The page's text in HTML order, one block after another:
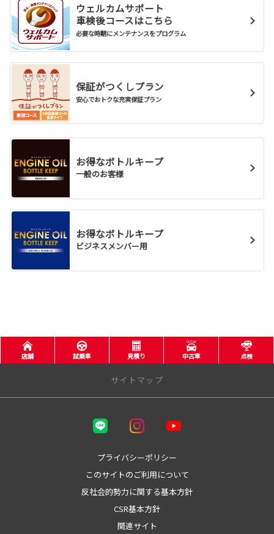
ウェルカムサポート
車検後コースはこちら
必要な時期にメンテナンスをプログラム
保証がつくしプラン
安心でおトクな充実保証プラン
お得なボトルキープ
一般のお客様
お得なボトルキープ
ビジネスメンバー用
店舗 試乗車 見積り 中古車 点検
サイトマップ
三重トヨタ自動車株式会社
プライバシーポリシー
このサイトのご利用について
反社会的勢力に関する基本方針
CSR基本方針
関連サイト